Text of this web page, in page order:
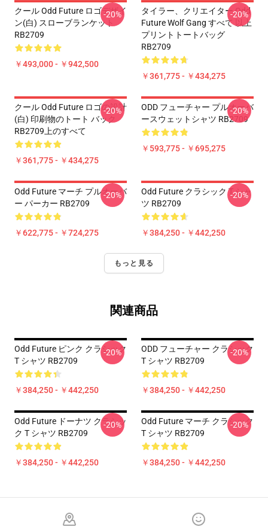
クール Odd Future ロゴデザイ
ン(白) スローブランケット
RB2709
￥493,000 - ￥942,500
-20%
タイラー、クリエイター Odd
Future Wolf Gang すべて 以上
プリントトートバッグ
RB2709
￥361,775 - ￥434,275
-20%
クール Odd Future ロゴの設計
(白) 印刷物のトート バック
RB2709上のすべて
￥361,775 - ￥434,275
-20%
ODD フューチャー プルオーバ
ースウェットシャツ RB2709
￥593,775 - ￥695,275
-20%
Odd Future マーチ プルオーバ
ー パーカー RB2709
￥622,775 - ￥724,275
-20%
Odd Future クラシック T シャ
ツ RB2709
￥384,250 - ￥442,250
-20%
もっと見る
関連商品
Odd Future ピンク クラシック
T シャツ RB2709
￥384,250 - ￥442,250
-20%
ODD フューチャー クラシック
T シャツ RB2709
￥384,250 - ￥442,250
-20%
Odd Future ドーナツ クラシッ
ク T シャツ RB2709
￥384,250 - ￥442,250
-20%
Odd Future マーチ クラシック
T シャツ RB2709
￥384,250 - ￥442,250
-20%